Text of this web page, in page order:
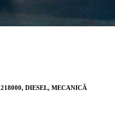
218000, DIESEL, MECANICĂ